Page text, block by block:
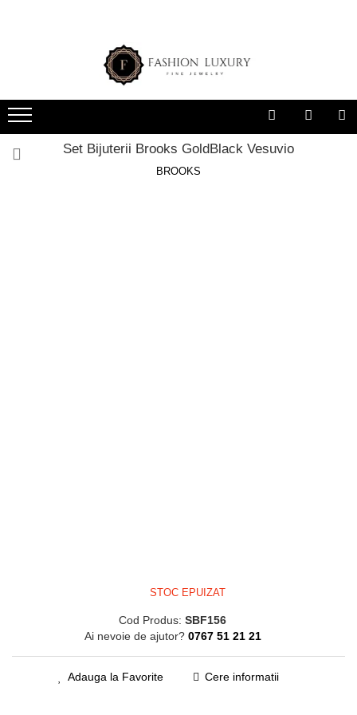
Set Bijuterii Brooks GoldBlack Vesuvio
BROOKS
STOC EPUIZAT
Cod Produs: SBF156
Ai nevoie de ajutor? 0767 51 21 21
Adauga la Favorite Cere informatii